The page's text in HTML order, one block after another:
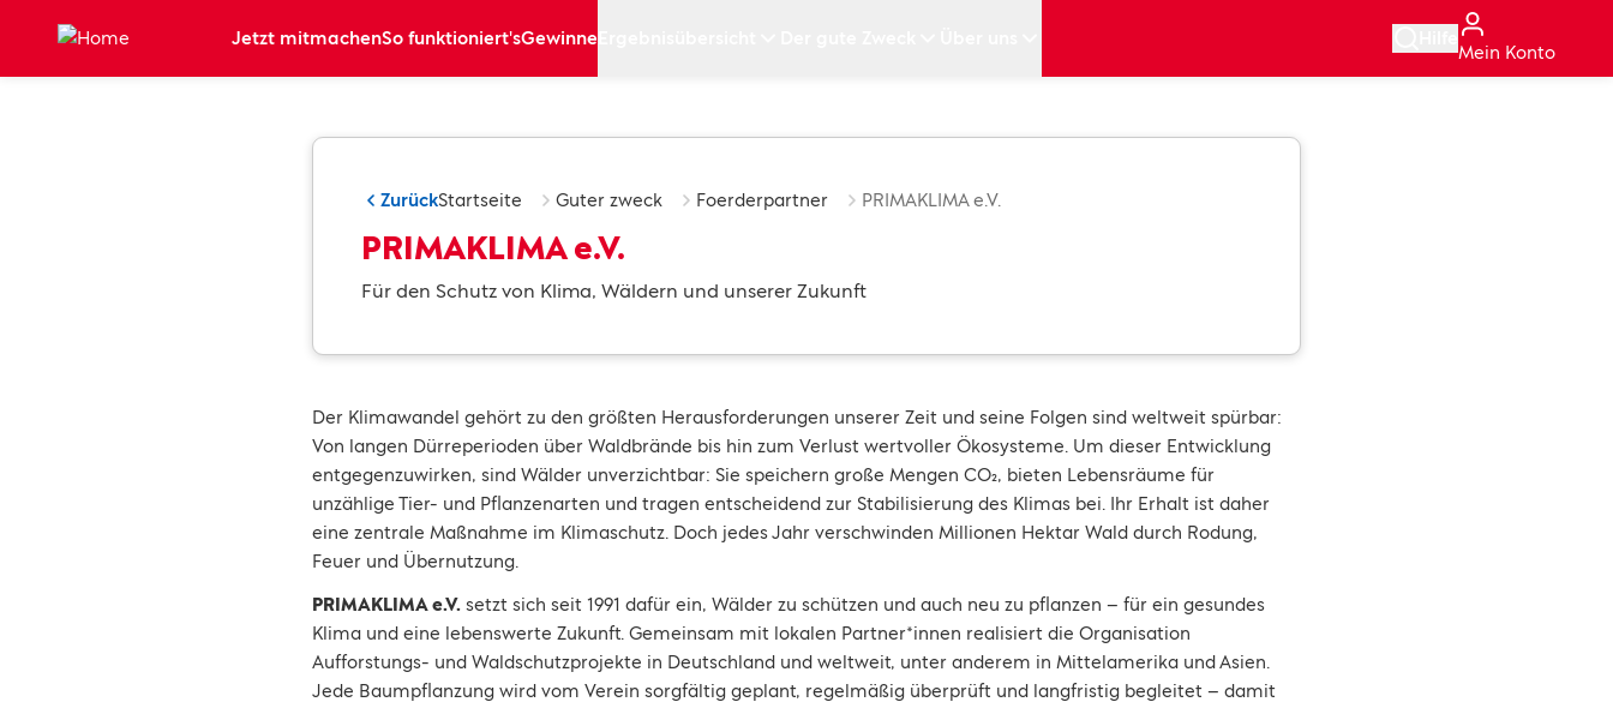
Zum Hauptinhalt springen
Jetzt mitmachenSo funktioniert'sGewinne
Mein Konto
ZurückStartseite Guter zweck Foerderpartner PRIMAKLIMA e.V.
PRIMAKLIMA e.V.
Für den Schutz von Klima, Wäldern und unserer Zukunft
Der Klimawandel gehört zu den größten Herausforderungen unserer Zeit und seine Folgen sind weltweit spürbar:
Von langen Dürreperioden über Waldbrände bis hin zum Verlust wertvoller Ökosysteme. Um dieser Entwicklung
entgegenzuwirken, sind Wälder unverzichtbar: Sie speichern große Mengen CO₂, bieten Lebensräume für
unzählige Tier- und Pflanzenarten und tragen entscheidend zur Stabilisierung des Klimas bei. Ihr Erhalt ist daher
eine zentrale Maßnahme im Klimaschutz. Doch jedes Jahr verschwinden Millionen Hektar Wald durch Rodung,
Feuer und Übernutzung.
PRIMAKLIMA e.V. setzt sich seit 1991 dafür ein, Wälder zu schützen und auch neu zu pflanzen – für ein gesundes
Klima und eine lebenswerte Zukunft. Gemeinsam mit lokalen Partner*innen realisiert die Organisation
Aufforstungs- und Waldschutzprojekte in Deutschland und weltweit, unter anderem in Mittelamerika und Asien.
Jede Baumpflanzung wird vom Verein sorgfältig geplant, regelmäßig überprüft und langfristig begleitet – damit